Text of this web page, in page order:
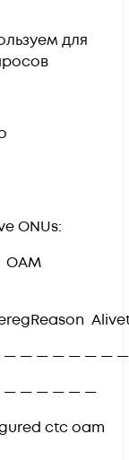
для
ONUs:
— — — — — —
— — — — — —
ctc oam